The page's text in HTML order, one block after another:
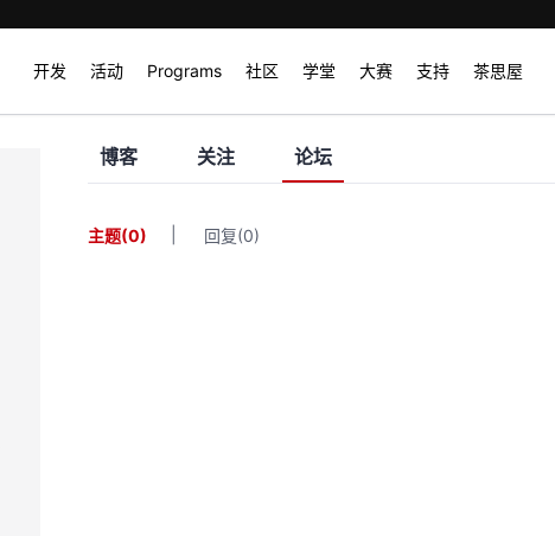
开发 活动 Programs 社区 学堂 大赛 支持 茶思屋
博客 关注 论坛
主题(0) 回复(0)